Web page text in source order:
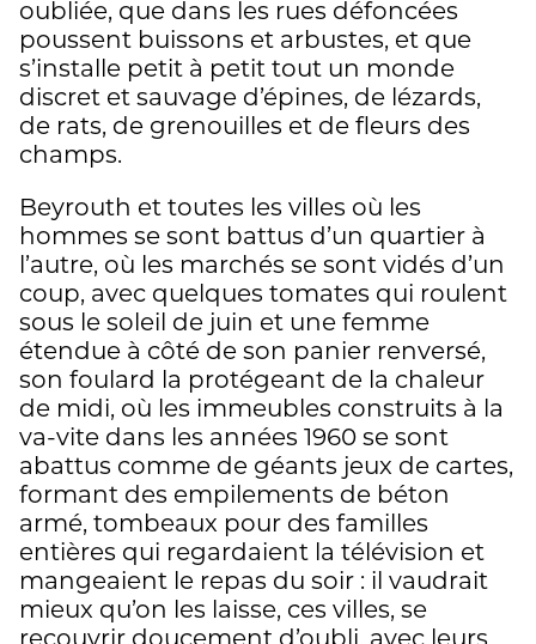
oubliée, que dans les rues défoncées
poussent buissons et arbustes, et que
s’installe petit à petit tout un monde
discret et sauvage d’épines, de lézards,
de rats, de grenouilles et de fleurs des
champs.
Beyrouth et toutes les villes où les
hommes se sont battus d’un quartier à
l’autre, où les marchés se sont vidés d’un
coup, avec quelques tomates qui roulent
sous le soleil de juin et une femme
étendue à côté de son panier renversé,
son foulard la protégeant de la chaleur
de midi, où les immeubles construits à la
va-vite dans les années 1960 se sont
abattus comme de géants jeux de cartes,
formant des empilements de béton
armé, tombeaux pour des familles
entières qui regardaient la télévision et
mangeaient le repas du soir : il vaudrait
mieux qu’on les laisse, ces villes, se